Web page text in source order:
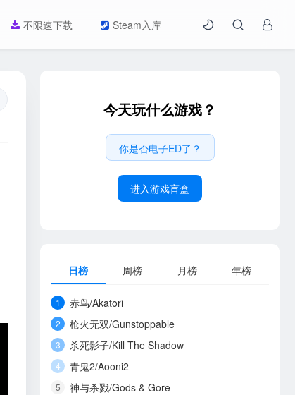
不限速下载 Steam入库
今天玩什么游戏？
你是否电子ED了？
进入游戏盲盒
日榜 周榜 月榜 年榜
1 赤鸟/Akatori
2 枪火无双/Gunstoppable
3 杀死影子/Kill The Shadow
4 青鬼2/Aooni2
5 神与杀戮/Gods & Gore